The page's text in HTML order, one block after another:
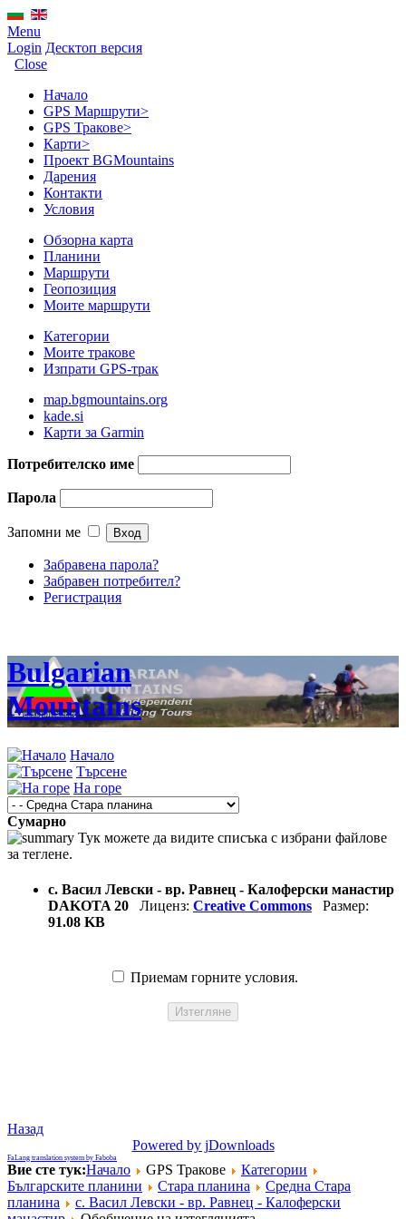
Menu
Login Десктоп версия
Close
Начало
GPS Mаршрути>
GPS Тракове>
Карти>
Проект BGMountains
Дарения
Контакти
Условия
Обзорна карта
Планини
Маршрути
Геопозиция
Моите маршрути
Категории
Моите тракове
Изпрати GPS-трак
map.bgmountains.org
kade.si
Карти за Garmin
Потребителско име
Парола
Запомни ме
Забравена парола?
Забравен потребител?
Регистрация
Bulgarian
Mountains
Начало
Търсене
На горе
Сумарно
Тук можете да видите списъка с избрани файлове
за теглене.
с. Васил Левски - вр. Равнец - Калоферски манастир
DAKOTA 20 Лиценз: Creative Commons Размер:
91.08 KB
Приемам горните условия.
Назад
Powered by jDownloads
FaLang translation system by Faboba
Вие сте тук:Начало GPS Тракове
Категории
Българските планини
Стара планина
Средна Стара
планина
с. Васил Левски - вр. Равнец - Калоферски